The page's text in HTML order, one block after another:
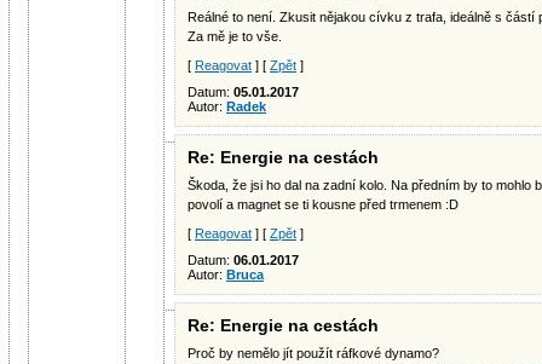
Reálné to není. Zkusit nějakou cívku z trafa, ideálně s částí
Za mě je to vše.
[ Reagovat ] [ Zpět ]
Datum: 05.01.2017
Autor: Radek
Re: Energie na cestách
Škoda, že jsi ho dal na zadní kolo. Na předním by to mohlo
povolí a magnet se ti kousne před trmenem :D
[ Reagovat ] [ Zpět ]
Datum: 06.01.2017
Autor: Bruca
Re: Energie na cestách
Proč by nemělo jít použít ráfkové dynamo?